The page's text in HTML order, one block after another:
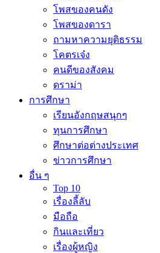
โพสของคนดัง
โพสของดารา
ถามหาความยุติธรรม
โคตรเจ๋ง
คนดีของสังคม
ดราม่า
การศึกษา
เรียนอังกฤษสนุกๆ
ทุนการศึกษา
ศึกษาต่อต่างประเทศ
ข่าวการศึกษา
อื่น ๆ
Top 10
เรื่องลี้ลับ
มือถือ
กินและเที่ยว
เรื่องผู้หญิง